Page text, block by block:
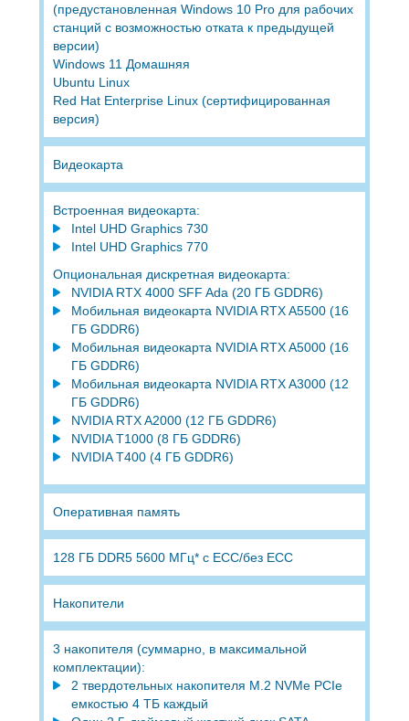
(предустановленная Windows 10 Pro для рабочих
станций с возможностью отката к предыдущей
версии)
Windows 11 Домашняя
Ubuntu Linux
Red Hat Enterprise Linux (сертифицированная
версия)
Видеокарта
Встроенная видеокарта:
Intel UHD Graphics 730
Intel UHD Graphics 770
Опциональная дискретная видеокарта:
NVIDIA RTX 4000 SFF Ada (20 ГБ GDDR6)
Мобильная видеокарта NVIDIA RTX A5500 (16
ГБ GDDR6)
Мобильная видеокарта NVIDIA RTX A5000 (16
ГБ GDDR6)
Мобильная видеокарта NVIDIA RTX A3000 (12
ГБ GDDR6)
NVIDIA RTX A2000 (12 ГБ GDDR6)
NVIDIA T1000 (8 ГБ GDDR6)
NVIDIA T400 (4 ГБ GDDR6)
Оперативная память
128 ГБ DDR5 5600 МГц* с ECC/без ECC
Накопители
3 накопителя (суммарно, в максимальной
комплектации):
2 твердотельных накопителя M.2 NVMe PCIe
емкостью 4 ТБ каждый